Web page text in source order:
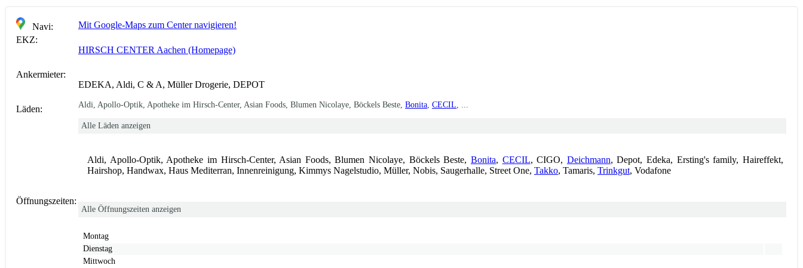
Navi:
Mit Google-Maps zum Center navigieren!
EKZ:
HIRSCH CENTER Aachen (Homepage)
Ankermieter:
EDEKA, Aldi, C & A, Müller Drogerie, DEPOT
Läden: Aldi, Apollo-Optik, Apotheke im Hirsch-Center, Asian Foods, Blumen Nicolaye, Böckels Beste, Bonita CECIL
Alle Läden anzeigen
Aldi, Apollo-Optik, Apotheke im Hirsch-Center, Asian Foods, Blumen Nicolaye, Böckels Beste, Bonita, CECIL, CIGO, Deichmann, Depot, Edeka, Ersting's family, Haireffekt,
Hairshop, Handwax, Haus Mediterran, Innenreinigung, Kimmys Nagelstudio, Müller, Nobis, Saugerhalle, Street One, Takko, Tamaris, Trinkgut, Vodafone
Öffnungszeiten:
Alle Öffnungszeiten anzeigen
Montag
Dienstag
Mittwoch